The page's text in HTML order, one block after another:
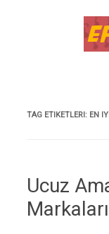
TAG ETIKETLERI: EN
Ucuz
Markaları